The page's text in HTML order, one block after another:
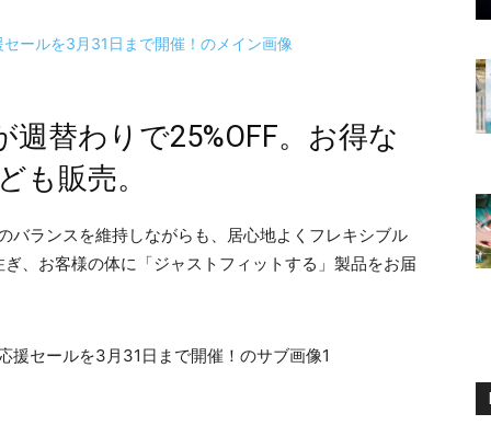
替わりで25%OFF。お得な
も販売。
ランスを維持しながらも、居心地よくフレキシブル
、お客様の体に「ジャストフィットする」製品をお届